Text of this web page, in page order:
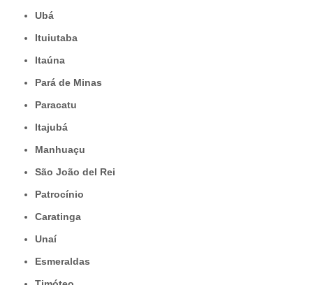
Ubá
Ituiutaba
Itaúna
Pará de Minas
Paracatu
Itajubá
Manhuaçu
São João del Rei
Patrocínio
Caratinga
Unaí
Esmeraldas